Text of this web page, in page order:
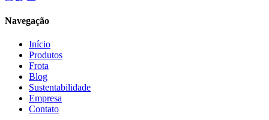
Navegação
Início
Produtos
Frota
Blog
Sustentabilidade
Empresa
Contato